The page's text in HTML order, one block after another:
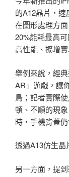
的A12晶片，速
在圖形處理方
20%能耗最高
高性能、擴增
舉例來說，經
AR」遊戲，讓
鳥；記者實際
頓、不順的現
時，手機背蓋
透過A13仿生晶
另一方面，提